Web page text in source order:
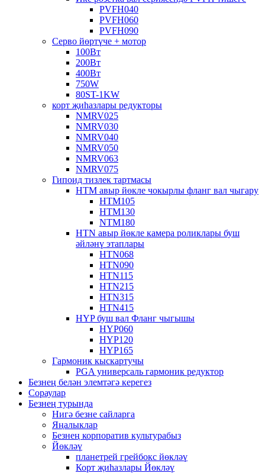
PVFH040
PVFH060
PVFH090
Серво йөртүче + мотор
100Вт
200Вт
400Вт
750W
80ST-1KW
корт җиһазлары редукторы
NMRV025
NMRV030
NMRV040
NMRV050
NMRV063
NMRV075
Гипоид тизлек тартмасы
HTM авыр йөкле чокырлы фланг вал чыгару
HTM105
HTM130
NTM180
HTN авыр йөкле камера роликлары буш
әйләнү этаплары
HTN068
HTN090
HTN115
HTN215
HTN315
HTN415
HYP буш вал Фланг чыгышы
HYP060
HYP120
HYP165
Гармоник кыскартучы
PGA универсаль гармоник редуктор
Безнең белән элемтәгә керегез
Сораулар
Безнең турында
Нигә безне сайларга
Яңалыклар
Безнең корпоратив культурабыз
Йөкләү
планетрей грейбокс йөкләү
Корт җиһазлары Йөкләү